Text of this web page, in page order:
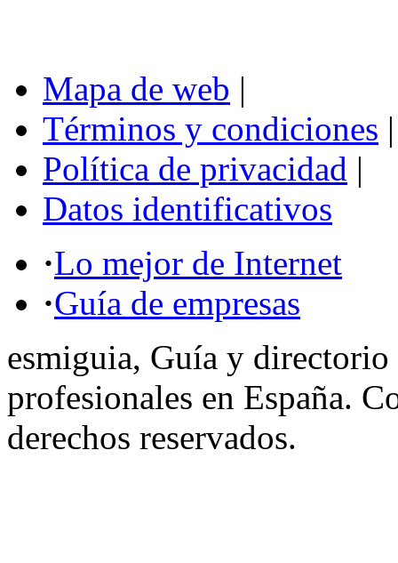
Mapa de web |
Términos y condiciones |
Política de privacidad |
Datos identificativos
·Lo mejor de Internet
·Guía de empresas
esmiguia, Guía y directorio
profesionales en España.
derechos reservados.